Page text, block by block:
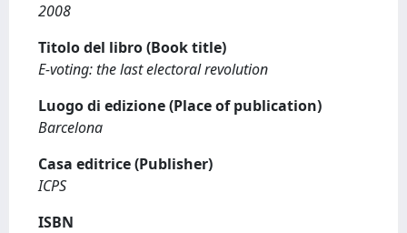
2008
Titolo del libro (Book title)
E-voting: the last electoral revolution
Luogo di edizione (Place of publication)
Barcelona
Casa editrice (Publisher)
ICPS
ISBN